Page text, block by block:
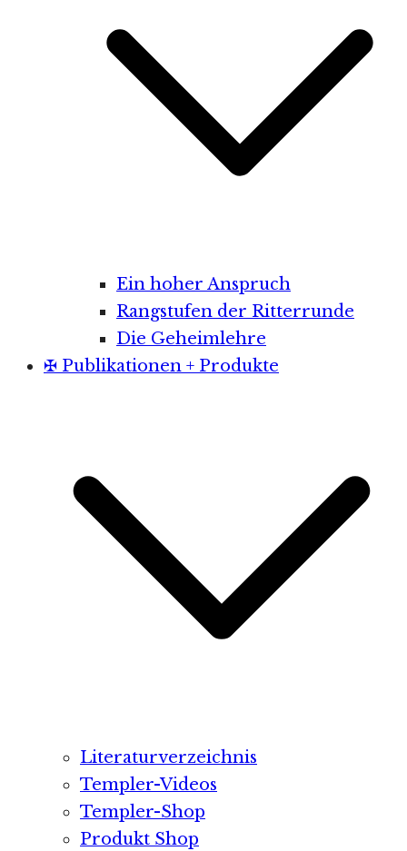
Ein hoher Anspruch
Rangstufen der Ritterrunde
Die Geheimlehre
✠ Publikationen + Produkte
Literaturverzeichnis
Templer-Videos
Templer-Shop
Produkt Shop